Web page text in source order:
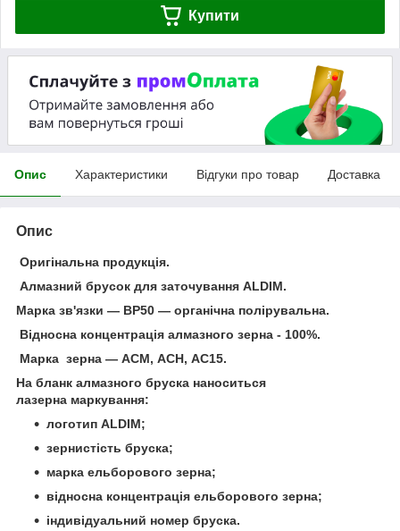
Купити
Опис Характеристики Відгуки про товар Доставка
Опис
Оригінальна продукція.
Алмазний брусок для заточування ALDIM.
Марка зв'язки — ВР50 — органічна полірувальна.
Відносна концентрація алмазного зерна - 100%.
Марка зерна — АСМ, АСН, АС15.
На бланк алмазного бруска наноситься
лазерна маркування:
логотип ALDIM;
зернистість бруска;
марка ельборового зерна;
відносна концентрація ельборового зерна;
індивідуальний номер бруска.